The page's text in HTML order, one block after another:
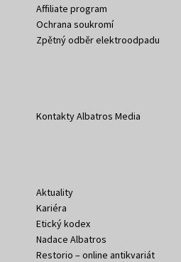
Affiliate program
Ochrana soukromí
Zpětný odběr elektroodpadu
Kontakty Albatros Media
Aktuality
Kariéra
Etický kodex
Nadace Albatros
Restorio – online antikvariát